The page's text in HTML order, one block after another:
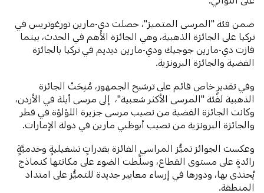
ضمن فئة "المرسى المتميز"، حصلت دي-مارين تورغوتريس في
تركيا على الجائزة الذهبية، وهي الجائزة الأهم في الحدث، بينما
فازت دي-مارين جوجيك ودي-مارين ديديم في تركيا بالجائزة
الفضية والجائزة البرونزية.
وفي تقديرٍ خاص قائم على ترشيح الجمهور، مُنِحَتْ الجائزة
الذهبية لفئة "المرسى الأكثر شعبية"، إلى مرسى أيلة في الأردن،
وكانت الجائزة الفضية من نصيب مرسى جزيرة اللؤلؤة في قطر
والجائزة البرونزية من نصيب أبوظبي مارين في دولة الإمارات.
وعكست الجوائز تميُّز المراسي الفائزة بقدراتٍ تشغيليةٍ وخدميَّةٍ
رائدةٍ على مستوى القطاع، وسلَّطت الضوء على مكانتها كنماذج
يُحتذى بها، ودورها في إرساء معايير جديدة للتميُّز على امتداد
المنطقة.